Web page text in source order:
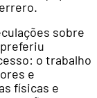
sobre
o trabalho
e
físicas e